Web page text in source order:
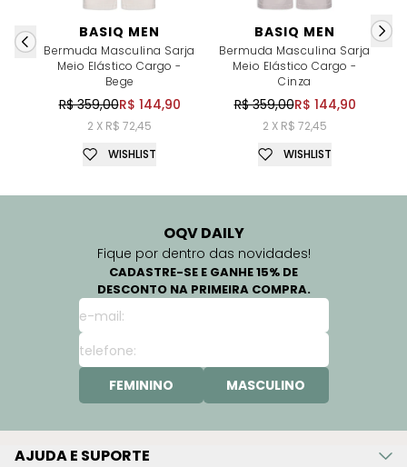
BASIQ MEN
Bermuda Masculina Sarja
Meio Elástico Cargo -
Bege
R$ 359,00R$ 144,90
2 X R$ 72,45
WISHLIST
BASIQ MEN
Bermuda Masculina Sarja
Meio Elástico Cargo -
Cinza
R$ 359,00R$ 144,90
2 X R$ 72,45
WISHLIST
OQV DAILY
Fique por dentro das novidades!
CADASTRE-SE E GANHE 15% DE
DESCONTO NA PRIMEIRA COMPRA.
FEMININO MASCULINO
AJUDA E SUPORTE